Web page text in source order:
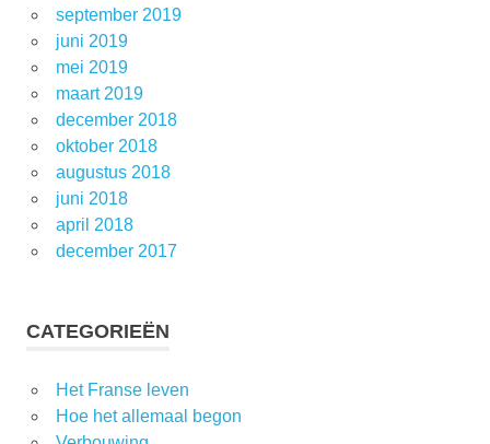
september 2019
juni 2019
mei 2019
maart 2019
december 2018
oktober 2018
augustus 2018
juni 2018
april 2018
december 2017
CATEGORIEËN
Het Franse leven
Hoe het allemaal begon